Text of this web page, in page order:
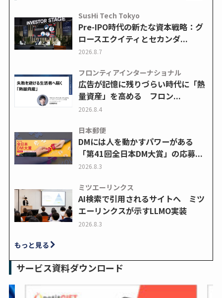
SusHi Tech Tokyo
Pre-IPO時代の新たな資本戦略：グ
ロースエクイティとセカンダ...
2026.8.7
フロンティアインターナショナル
広告が記憶に残りづらい時代に「熱
量資産」を高める フロン...
2026.8.4
日本郵便
DMには人を動かすパワーがある
「第41回全日本DM大賞」の応募...
2026.8.3
ミツエーリンクス
AI検索で引用されるサイトへ ミツ
エーリンクスが示すLLMO実装
2026.8.3
もっと見る
サービス資料ダウンロード